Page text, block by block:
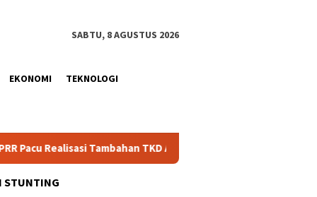
SABTU, 8 AGUSTUS 2026
EKONOMI TEKNOLOGI
Tambahan TKD Aceh Rp1,65 Triliun, Pastikan Transparan
STUNTING